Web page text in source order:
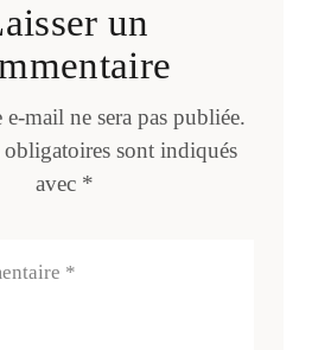
un
e-mail ne sera pas publiée.
obligatoires sont indiqués
avec *